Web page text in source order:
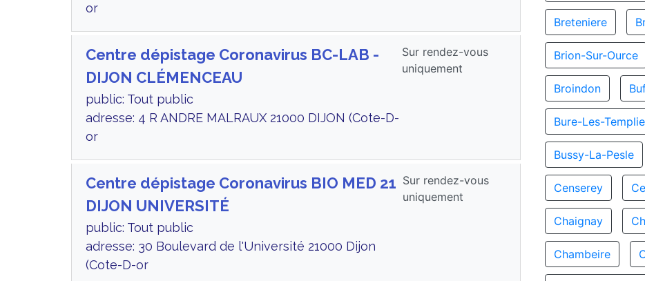
or
Centre dépistage Coronavirus BC-LAB -
DIJON CLÉMENCEAU
public: Tout public
adresse: 4 R ANDRE MALRAUX 21000 DIJON (Cote-D-
or
Sur rendez-vous
uniquement
Centre dépistage Coronavirus BIO MED 21
DIJON UNIVERSITÉ
public: Tout public
adresse: 30 Boulevard de l'Université 21000 Dijon
(Cote-D-or
Sur rendez-vous
uniquement
Breteniere
Brion-Sur-Ource
Broindon
Bure-Les-
Bussy-La-Pesle
Censerey
Chaignay
Chambeire